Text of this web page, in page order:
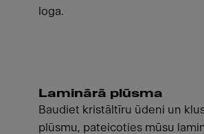
loga.
Laminārā plūsma
Baudiet kristāltīru ūdeni un
plūsmu, pateicoties mūsu